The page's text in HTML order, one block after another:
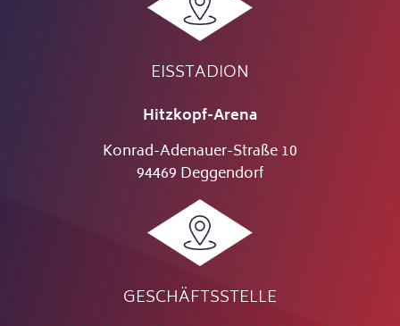
EISSTADION
Hitzkopf-Arena
Konrad-Adenauer-Straße 10
94469 Deggendorf
GESCHÄFTSSTELLE